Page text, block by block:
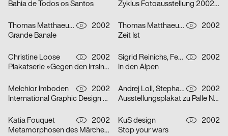
Bahia de Todos os Santos
Zyklus Fotoausstellung 2002 in der Luzerner Designgalerie – Serie von drei Plakaten
Thomas Matthaeus Müller D
2002
Grande Banale
Thomas Matthaeus Müller D
2002
Zeit Ist
Christine Loose D
2002
Plakatserie »Gegen den Irrsinn«
Sigrid Reinichs, Fenja Spiess D
2002
In den Alpen
Melchior Imboden D
2002
International Graphic Design Education Forum Beijin, China 2002 – Serie von zwei Plakaten
Andrej Loll, Stephanie Marx D
2002
Ausstellungsplakat zu Palle Nielsen
Katia Fouquet D
2002
Metamorphosen des Märchens
KuS design D
2002
Stop your wars